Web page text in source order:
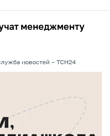
менеджменту
новостей ТСН24